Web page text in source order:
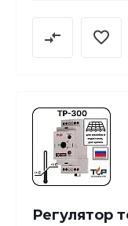
Регулятор